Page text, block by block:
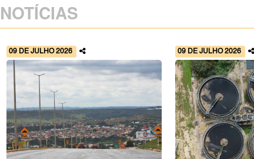
NOTÍCIAS
09 DE JULHO 2026 09 DE JULHO 2026